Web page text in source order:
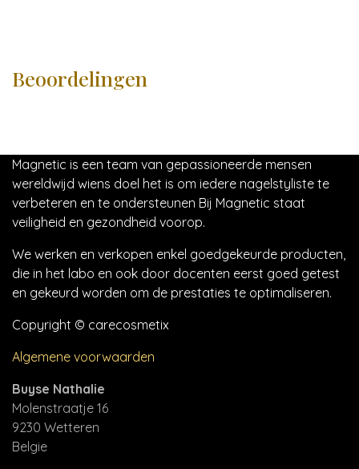
Beoordelingen
Magnetic is een team van gepassioneerde mensen
wereldwijd wiens doel het is om iedere nagelstyliste te
verbeteren en te ondersteunen Bij Magnetic staat
veiligheid en gezondheid voorop.
We werken en verkopen enkel goedgekeurde producten,
die in het labo en ook door docenten eerst goed getest
en gekeurd worden om de prestaties te optimaliseren.
Copyright © carecosmetix
Algemene voorwaarden
Buyse Nathalie
Molenstraatje 16
9230 Wetteren
Belgie